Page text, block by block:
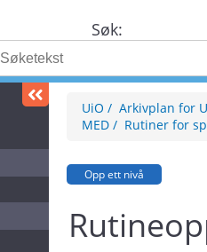
Søk:
UiO
Arkivplan for
MED
Rutiner for
Opp ett nivå